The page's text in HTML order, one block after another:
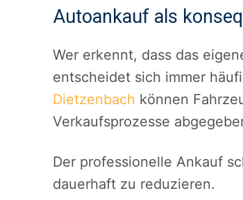
Autoankauf als
Wer erkennt, dass das
entscheidet sich immer
Dietzenbach können
Verkaufsprozesse
Der professionelle Ankauf
dauerhaft zu reduzieren.